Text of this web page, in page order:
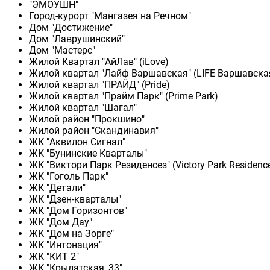
"ЭМОУШН"
Город-курорт "Мангазея на Речном"
Дом "Достижение"
Дом "Лаврушинский"
Дом "Мастерс"
Жилой Квартал "АйЛав" (iLove)
Жилой квартал "Лайф Варшавская" (LIFE
Жилой квартал "ПРАЙД" (Pride)
Жилой квартал "Прайм Парк" (Prime Park)
Жилой квартал "Шагал"
Жилой район "Прокшино"
Жилой район "Скандинавия"
ЖК "Аквилон Сигнал"
ЖК "Бунинские Кварталы"
ЖК "Виктори Парк Резиденсез" (Victory Park
ЖК "Гоголь Парк"
ЖК "Детали"
ЖК "Дзен-кварталы"
ЖК "Дом Горизонтов"
ЖК "Дом Дау"
ЖК "Дом на Зорге"
ЖК "Интонация"
ЖК "КИТ 2"